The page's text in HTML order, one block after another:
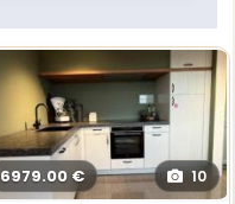
6979.00 € 10